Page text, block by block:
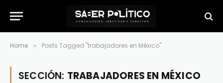
Home » Posts Tagged "trabajadores en México"
SECCIÓN: TRABAJADORES EN MÉXICO